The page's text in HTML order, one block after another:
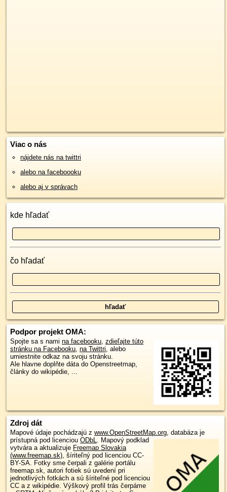
Viac o nás
nájdete nás na twittri
alebo na faceboooku
alebo aj v správach
kde hľadať
čo hľadať
Podpor projekt OMA:
Spojte sa s nami na facebooku, zdieľajte túto
stránku na Facebooku, na Twittri, alebo
umiestnite odkaz na svoju stránku.
Ale hlavne doplňte dáta do Openstreetmap,
články do wikipédie, ...
Zdroj dát
Mapové údaje pochádzajú z www.OpenStreetMap.org, databáza je
prístupná pod licenciou ODbL. Mapový podklad
vytvára a aktualizuje Freemap Slovakia
(www.freemap.sk), šíriteľný pod licenciou CC-
BY-SA. Fotky sme čerpali z galérie portálu
freemap.sk, autori fotiek sú uvedení pri
jednotlivých fotkách a sú šíriteľné pod licenciou
CC a z wikipédie. Výškový profil trás čerpáme